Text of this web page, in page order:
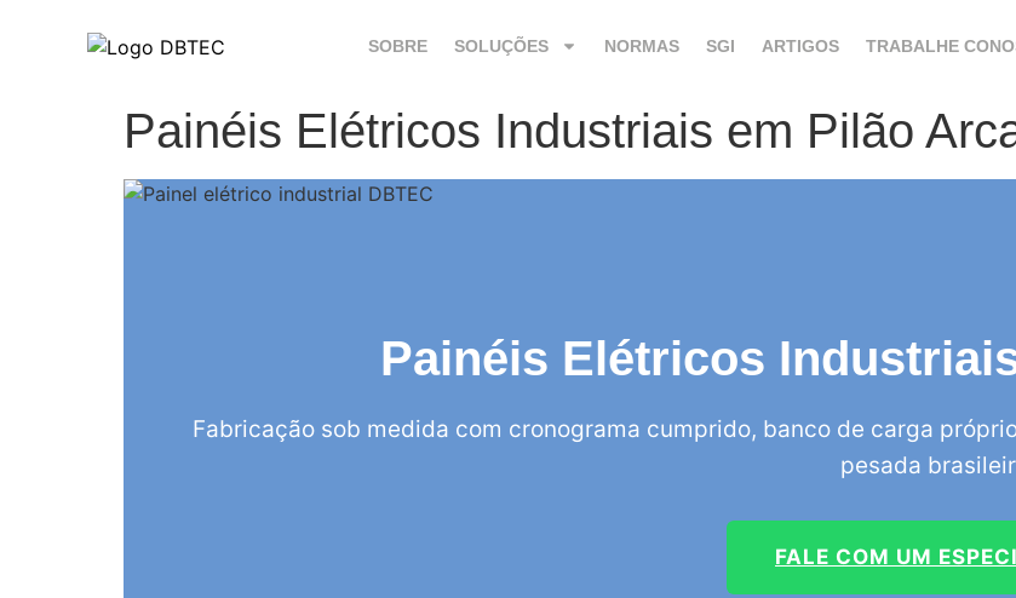
SOBRE SOLUÇÕES NORMAS SGI ARTIGOS TRABALHE
Painéis Elétricos Industriais em Pilão
Painéis Elétricos
Fabricação sob medida com cronograma cumprido, banco de carga
pesada
FALE COM UM